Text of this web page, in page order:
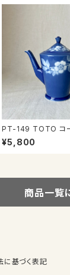
PT-149 TOTO コ
¥5,800
商品一覧
に基づく表記